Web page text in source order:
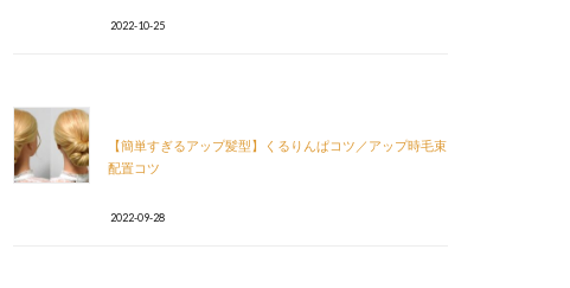
2022-10-25
【簡単すぎるアップ髪型】くるりんぱコツ／アップ時毛束
配置コツ
2022-09-28